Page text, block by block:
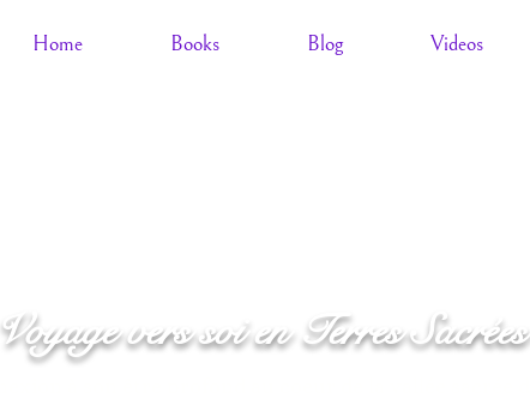
Home Books Blog Videos
Voyage vers soi en Terres Sacrées